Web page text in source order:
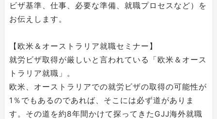
ビザ基準、仕事、必要な準備、就職プロセスなど）を
お伝えします。
【欧米＆オーストラリア就職セミナー】
就労ビザ取得が厳しいと言われている「欧米＆オース
トラリア就職」。
欧米、オーストラリアでの就労ビザの取得の可能性が
1％でもあるのであれば、そこには必ず道がありま
す。その道を約8年間かけて探ってきたGJJ海外就職